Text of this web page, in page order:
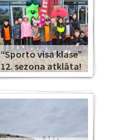
“Sporto visa klase”
12. sezona atklāta!